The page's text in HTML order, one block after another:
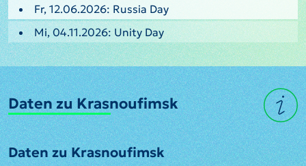
Fr, 12.06.2026: Russia Day
Mi, 04.11.2026: Unity Day
Daten zu Krasnoufimsk
Daten zu Krasnoufimsk